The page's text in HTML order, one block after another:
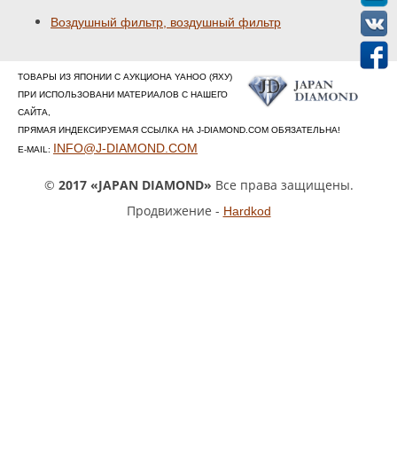
Воздушный фильтр, воздушный фильтр
ТОВАРЫ ИЗ ЯПОНИИ С АУКЦИОНА YAHOO (ЯХУ)
ПРИ ИСПОЛЬЗОВАНИ МАТЕРИАЛОВ С НАШЕГО
САЙТА,
ПРЯМАЯ ИНДЕКСИРУЕМАЯ ССЫЛКА НА J-DIAMOND.COM ОБЯЗАТЕЛЬНА!
E-MAIL: INFO@J-DIAMOND.COM
© 2017 «JAPAN DIAMOND» Все права защищены.
Продвижение - Hardkod